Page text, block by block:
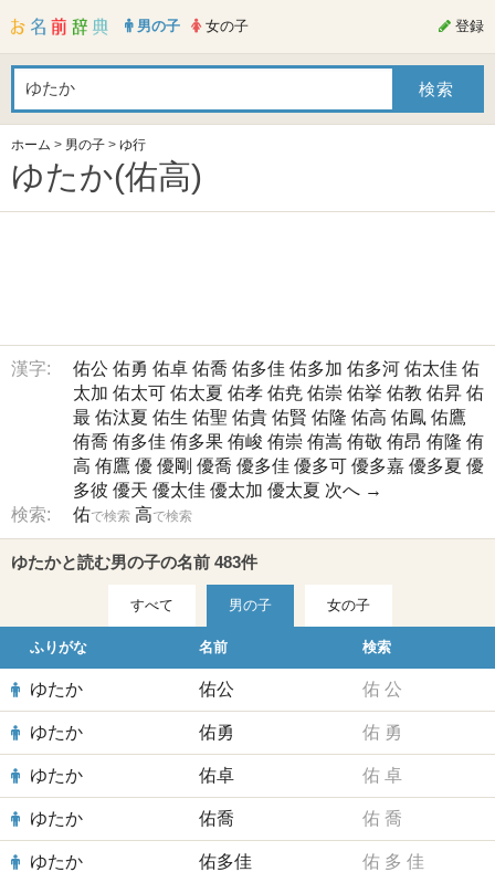
男の子 女の子 登録
ホーム > 男の子 > ゆ行
ゆたか(佑高)
漢字: 佑公 佑勇 佑卓 佑喬 佑多佳 佑多加 佑多河 佑太佳 佑
太加 佑太可 佑太夏 佑孝 佑尭 佑崇 佑挙 佑教 佑昇 佑
最 佑汰夏 佑生 佑聖 佑貴 佑賢 佑隆 佑高 佑鳳 佑鷹
侑喬 侑多佳 侑多果 侑峻 侑崇 侑嵩 侑敬 侑昂 侑隆 侑
高 侑鷹 優 優剛 優喬 優多佳 優多可 優多嘉 優多夏 優
多彼 優天 優太佳 優太加 優太夏 次へ →
検索:
佑で検索 高で検索
ゆたかと読む男の子の名前 483件
すべて 男の子 女の子
ふりがな 名前 検索
ゆたか 佑公 佑 公
ゆたか 佑勇 佑 勇
ゆたか 佑卓 佑 卓
ゆたか 佑喬 佑 喬
ゆたか 佑多佳 佑 多 佳